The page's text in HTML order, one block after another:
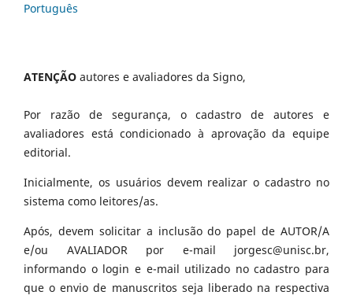
Português
ATENÇÃO autores e avaliadores da Signo,
Por razão de segurança, o cadastro de autores e
avaliadores está condicionado à aprovação da equipe
editorial.
Inicialmente, os usuários devem realizar o cadastro no
sistema como leitores/as.
Após, devem solicitar a inclusão do papel de AUTOR/A
e/ou AVALIADOR por e-mail jorgesc@unisc.br,
informando o login e e-mail utilizado no cadastro para
que o envio de manuscritos seja liberado na respectiva